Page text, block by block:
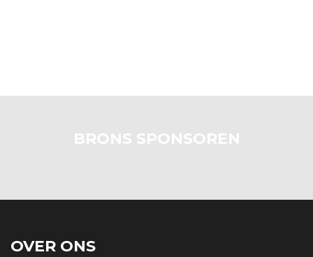
BRONS SPONSOREN
OVER ONS